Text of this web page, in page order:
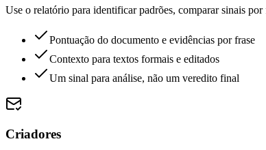
Use o relatório para identificar padrões, comparar sinais
Pontuação do documento e evidências por frase
Contexto para textos formais e editados
Um sinal para análise, não um veredito final
Criadores